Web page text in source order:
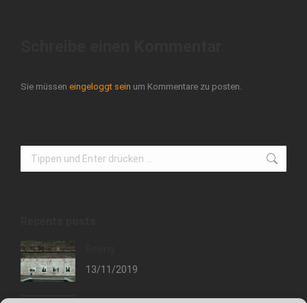
Sie müssen eingeloggt sein um Kommentare zu posten.
Search:
13/11/2019